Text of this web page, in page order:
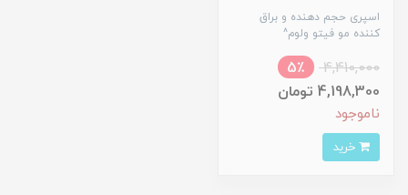
اسپری حجم دهنده و براق
کننده مو فیتو ولوم^
4,410,000
5٪
4,198,300 تومان
ناموجود